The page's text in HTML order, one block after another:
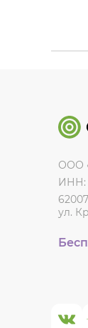
ООО
ИНН:
ул.